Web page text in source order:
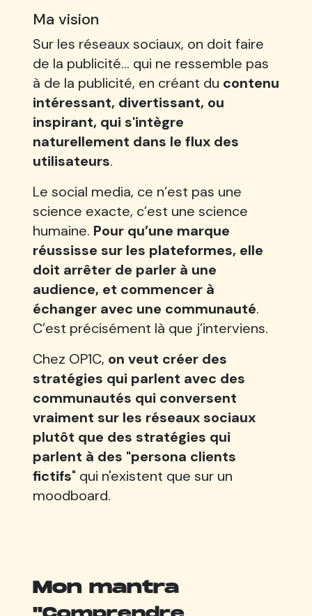
Ma vision
Sur les réseaux sociaux, on doit faire
de la publicité... qui ne ressemble pas
à de la publicité, en créant du contenu
intéressant, divertissant, ou
inspirant, qui s'intègre
naturellement dans le flux des
utilisateurs.
Le social media, ce n’est pas une
science exacte, c’est une science
humaine. Pour qu’une marque
réussisse sur les plateformes, elle
doit arrêter de parler à une
audience, et commencer à
échanger avec une communauté.
C’est précisément là que j’interviens.
Chez OP1C, on veut créer des
stratégies qui parlent avec des
communautés qui conversent
vraiment sur les réseaux sociaux
plutôt que des stratégies qui
parlent à des "persona clients
fictifs" qui n'existent que sur un
moodboard.
Mon mantra